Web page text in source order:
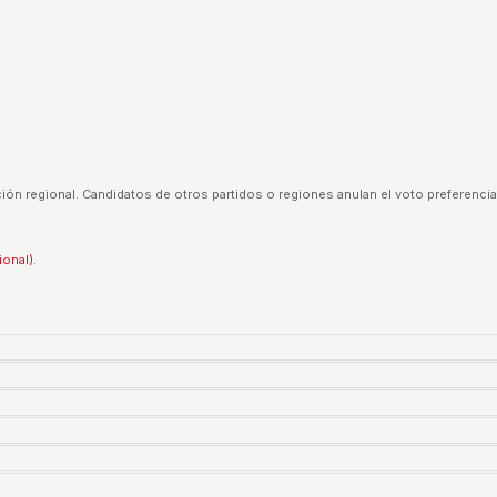
regional. Candidatos de otros partidos o regiones anulan el voto